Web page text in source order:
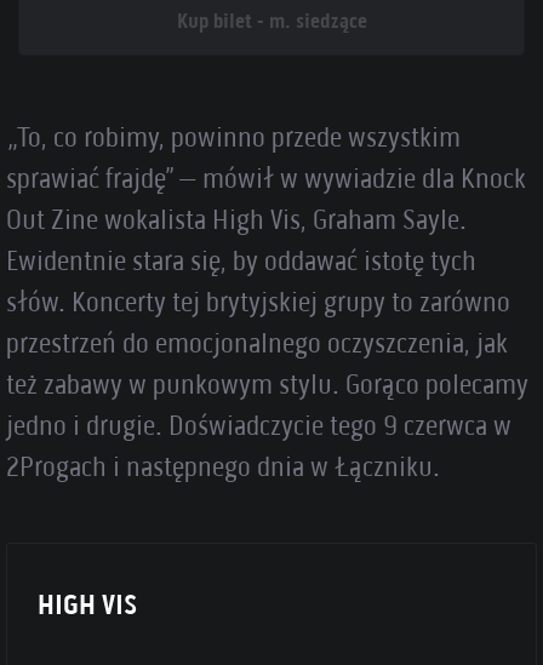
Kup bilet - m. siedzące
„To, co robimy, powinno przede wszystkim
sprawiać frajdę” – mówił w wywiadzie dla Knock
Out Zine wokalista High Vis, Graham Sayle.
Ewidentnie stara się, by oddawać istotę tych
słów. Koncerty tej brytyjskiej grupy to zarówno
przestrzeń do emocjonalnego oczyszczenia, jak
też zabawy w punkowym stylu. Gorąco polecamy
jedno i drugie. Doświadczycie tego 9 czerwca w
2Progach i następnego dnia w Łączniku.
HIGH VIS